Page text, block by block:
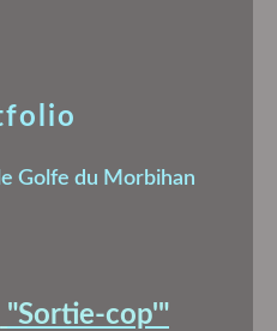
Golfe du Morbihan
"Sortie-cop'"